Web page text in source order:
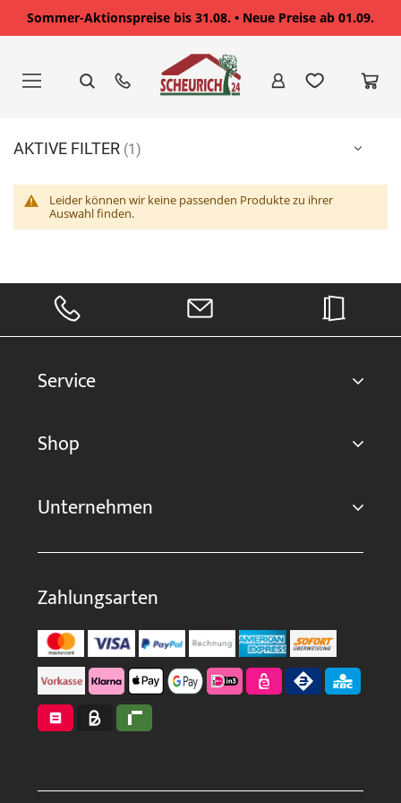
Sommer-Aktionspreise bis 31.08. • Neue Preise ab 01.09.
springen
Leider können wir keine passenden Produkte zu ihrer
Auswahl finden.
AKTIVE FILTER
Service
Shop
Unternehmen
Zahlungsarten